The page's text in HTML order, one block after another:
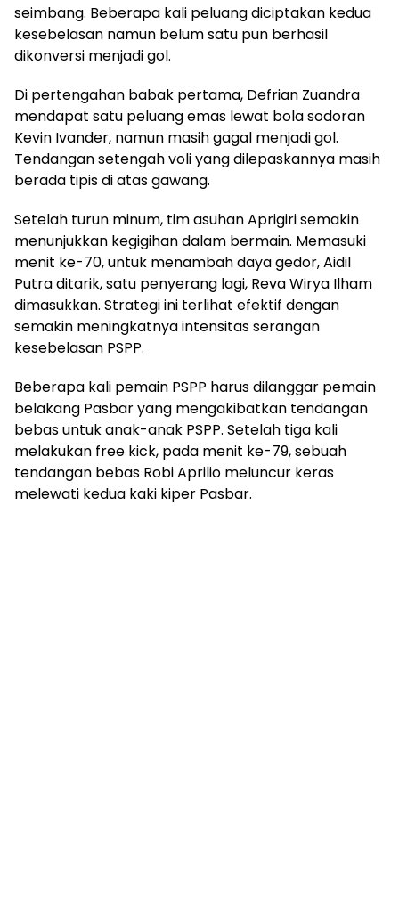
seimbang. Beberapa kali peluang diciptakan kedua
kesebelasan namun belum satu pun berhasil
dikonversi menjadi gol.
Di pertengahan babak pertama, Defrian Zuandra
mendapat satu peluang emas lewat bola sodoran
Kevin Ivander, namun masih gagal menjadi gol.
Tendangan setengah voli yang dilepaskannya masih
berada tipis di atas gawang.
Setelah turun minum, tim asuhan Aprigiri semakin
menunjukkan kegigihan dalam bermain. Memasuki
menit ke-70, untuk menambah daya gedor, Aidil
Putra ditarik, satu penyerang lagi, Reva Wirya Ilham
dimasukkan. Strategi ini terlihat efektif dengan
semakin meningkatnya intensitas serangan
kesebelasan PSPP.
Beberapa kali pemain PSPP harus dilanggar pemain
belakang Pasbar yang mengakibatkan tendangan
bebas untuk anak-anak PSPP. Setelah tiga kali
melakukan free kick, pada menit ke-79, sebuah
tendangan bebas Robi Aprilio meluncur keras
melewati kedua kaki kiper Pasbar.